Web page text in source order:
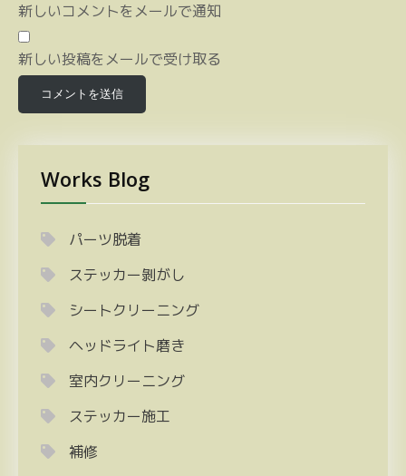
新しいコメントをメールで通知
新しい投稿をメールで受け取る
Works Blog
パーツ脱着
ステッカー剝がし
シートクリーニング
ヘッドライト磨き
室内クリーニング
ステッカー施工
補修